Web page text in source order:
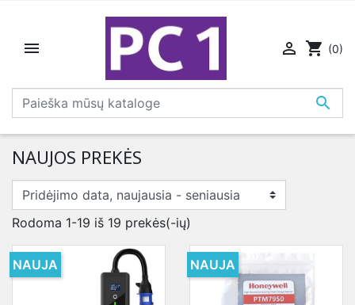


 shopping_cart (0)
NAUJOS PREKĖS
Rodoma 1-19 iš 19 prekės(-ių)
NAUJA NAUJA